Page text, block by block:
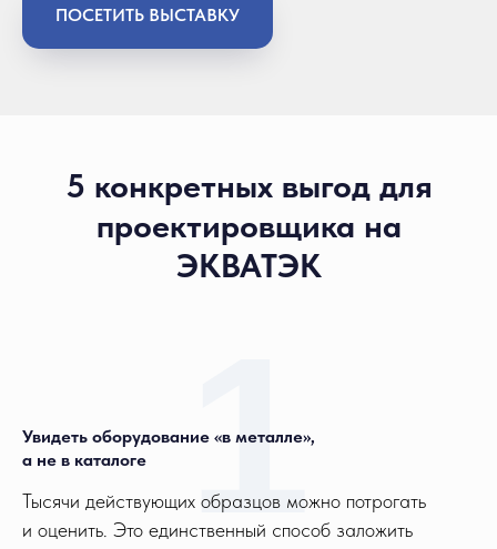
ПОСЕТИТЬ ВЫСТАВКУ
5 конкретных выгод для
проектировщика на
ЭКВАТЭК
Увидеть оборудование «в металле»,
а не в каталоге
Тысячи действующих образцов можно потрогать
и оценить. Это единственный способ заложить
1